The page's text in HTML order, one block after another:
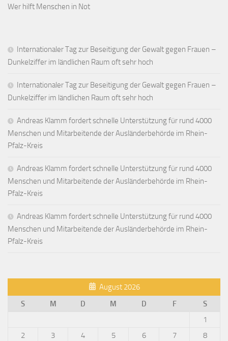
Wer hilft Menschen in Not
Internationaler Tag zur Beseitigung der Gewalt gegen Frauen –
Dunkelziffer im ländlichen Raum oft sehr hoch
Internationaler Tag zur Beseitigung der Gewalt gegen Frauen –
Dunkelziffer im ländlichen Raum oft sehr hoch
Andreas Klamm fordert schnelle Unterstützung für rund 4000
Menschen und Mitarbeitende der Ausländerbehörde im Rhein-
Pfalz-Kreis
Andreas Klamm fordert schnelle Unterstützung für rund 4000
Menschen und Mitarbeitende der Ausländerbehörde im Rhein-
Pfalz-Kreis
Andreas Klamm fordert schnelle Unterstützung für rund 4000
Menschen und Mitarbeitende der Ausländerbehörde im Rhein-
Pfalz-Kreis
August 2026
S
M D M D F
S
1
2
3 4 5 6 7
8